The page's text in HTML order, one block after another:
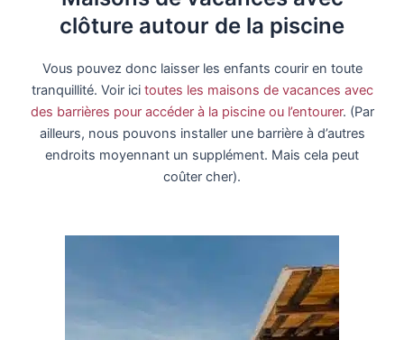
clôture autour de la piscine
Vous pouvez donc laisser les enfants courir en toute
tranquillité. Voir ici toutes les maisons de vacances avec
des barrières pour accéder à la piscine ou l’entourer. (Par
ailleurs, nous pouvons installer une barrière à d’autres
endroits moyennant un supplément. Mais cela peut
coûter cher).